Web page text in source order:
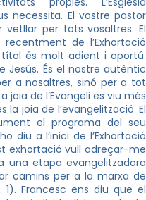
necessita. El vostre pastor
per tots vosaltres. El
de l’Exhortació
títol és molt adient i oportú.
Jesús. És el nostre autèntic
a nosaltres, sinó per a tot
joia de l’Evangeli es viu més
la joia de l’evangelització. El
el programa del seu
diu a l’inici de l’Exhortació
exhortació vull adreçar-me
una etapa evangelitzadora
camins per a la marxa de
1). Francesc ens diu que el